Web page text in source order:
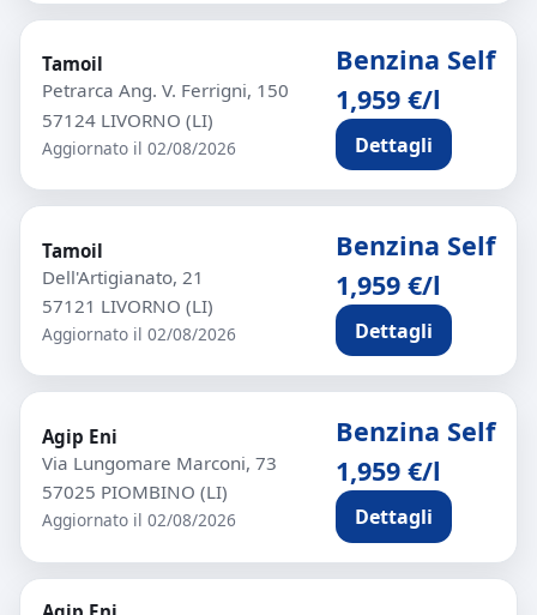
Tamoil
Petrarca Ang. V. Ferrigni, 150
57124 LIVORNO (LI)
Aggiornato il 02/08/2026
Benzina Self
1,959 €/l
Dettagli
Tamoil
Dell'Artigianato, 21
57121 LIVORNO (LI)
Aggiornato il 02/08/2026
Benzina Self
1,959 €/l
Dettagli
Agip Eni
Via Lungomare Marconi, 73
57025 PIOMBINO (LI)
Aggiornato il 02/08/2026
Benzina Self
1,959 €/l
Dettagli